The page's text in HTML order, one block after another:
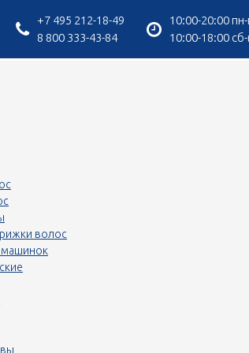
+7 495 212-18-49
8 800 333-43-84
10:00-20:00
10:00-18:00
волос
машинок